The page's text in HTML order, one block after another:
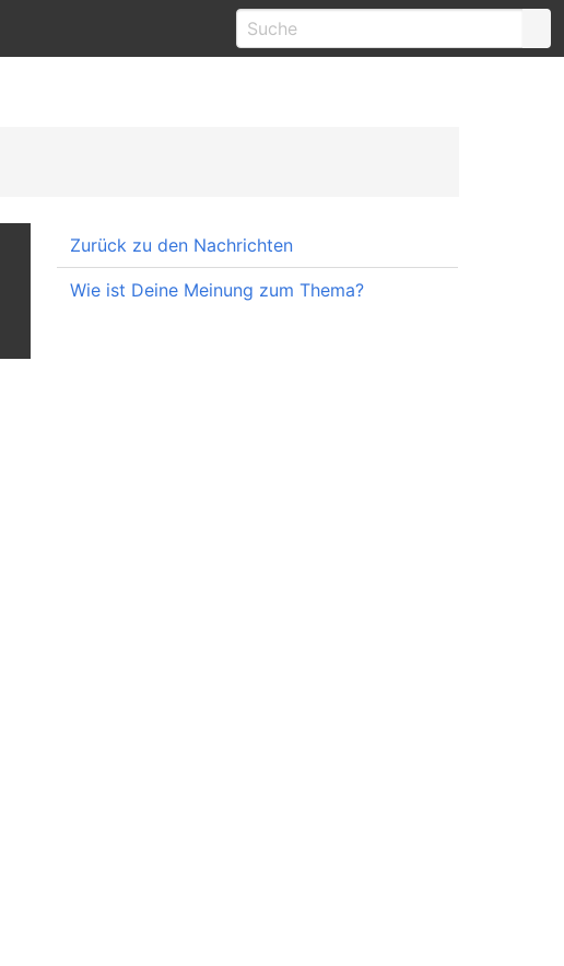
Zurück zu den Nachrichten
Wie ist Deine Meinung zum Thema?